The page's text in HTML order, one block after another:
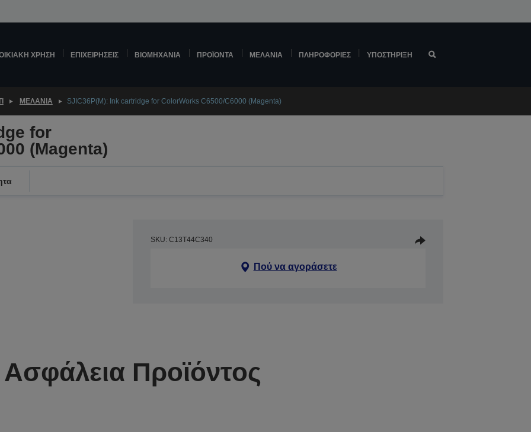
ΧΡΉΣΗ ΕΠΙΧΕΙΡΉΣΕΙΣ ΒΙΟΜΗΧΑΝΊΑ ΠΡΟΪΌΝΤΑ ΜΕΛΆΝΙΑ ΠΛΗΡΟΦΟΡΊΕΣ ΥΠΟΣΤΉΡΙΞΗ
ΜΕΛΆΝΙΑ SJIC36P(M): Ink cartridge for ColorWorks C6500/C6000 (Magenta)
for
(Magenta)
SKU: C13T44C340
Πού να αγοράσετε
Ασφάλεια Προϊόντος